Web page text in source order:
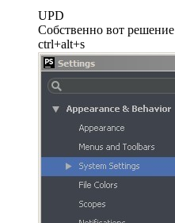
UPD
Собственно вот решение
ctrl+alt+s